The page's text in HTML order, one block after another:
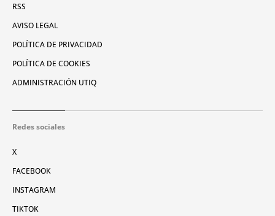
RSS
AVISO LEGAL
POLÍTICA DE PRIVACIDAD
POLÍTICA DE COOKIES
ADMINISTRACIÓN UTIQ
Redes sociales
X
FACEBOOK
INSTAGRAM
TIKTOK